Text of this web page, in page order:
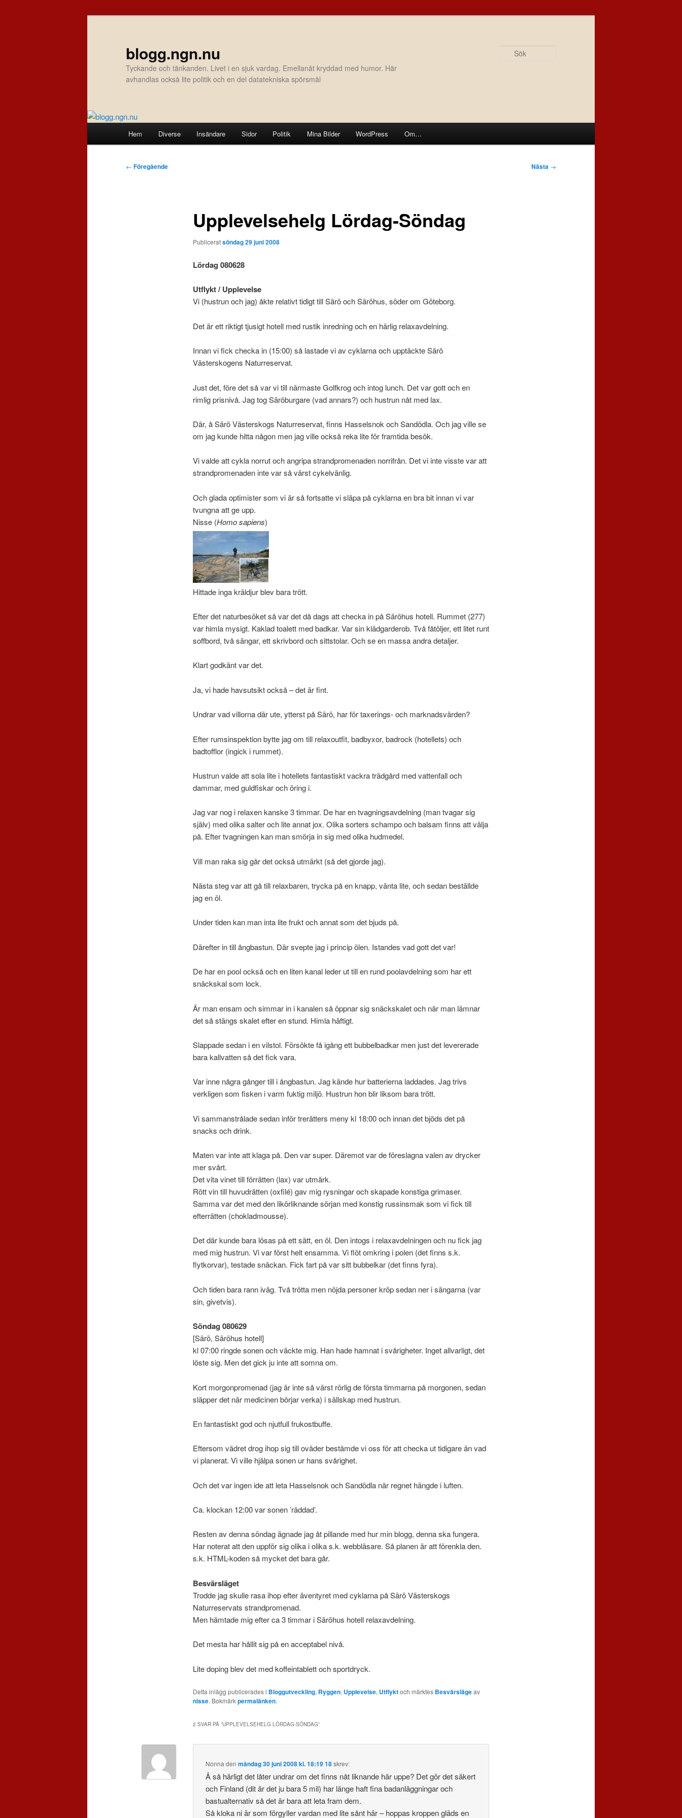
blogg.ngn.nu
Tyckande och tänkanden. Livet i en sjuk vardag. Emellanåt kryddad med humor. Här
avhandlas också lite politik och en del datatekniska spörsmål
Hem Diverse Insändare Sidor Politik Mina Bilder WordPress Om…
Inläggsnavigering
← Föregående Nästa →
Upplevelsehelg Lördag-Söndag
Publiceratsöndag 29 juni 2008
Lördag 080628
Utflykt / Upplevelse
Vi (hustrun och jag) åkte relativt tidigt till Särö och Säröhus, söder om Göteborg.
Det är ett riktigt tjusigt hotell med rustik inredning och en härlig relaxavdelning.
Innan vi fick checka in (15:00) så lastade vi av cyklarna och upptäckte Särö
Västerskogens Naturreservat.
Just det, före det så var vi till närmaste Golfkrog och intog lunch. Det var gott och en
rimlig prisnivå. Jag tog Säröburgare (vad annars?) och hustrun nåt med lax.
Där, å Särö Västerskogs Naturreservat, finns Hasselsnok och Sandödla. Och jag ville se
om jag kunde hitta någon men jag ville också reka lite för framtida besök.
Vi valde att cykla norrut och angripa strandpromenaden norrifrån. Det vi inte visste var att
strandpromenaden inte var så värst cykelvänlig.
Och glada optimister som vi är så fortsatte vi släpa på cyklarna en bra bit innan vi var
tvungna att ge upp.
Nisse (Homo sapiens)
Hittade inga kräldjur blev bara trött.
Efter det naturbesöket så var det då dags att checka in på Säröhus hotell. Rummet (277)
var himla mysigt. Kaklad toalett med badkar. Var sin klädgarderob. Två fåtöljer, ett litet runt
soffbord, två sängar, ett skrivbord och sittstolar. Och se en massa andra detaljer.
Klart godkänt var det.
Ja, vi hade havsutsikt också – det är fint.
Undrar vad villorna där ute, ytterst på Särö, har för taxerings- och marknadsvärden?
Efter rumsinspektion bytte jag om till relaxoutfit, badbyxor, badrock (hotellets) och
badtofflor (ingick i rummet).
Hustrun valde att sola lite i hotellets fantastiskt vackra trädgård med vattenfall och
dammar, med guldfiskar och öring i.
Jag var nog i relaxen kanske 3 timmar. De har en tvagningsavdelning (man tvagar sig
själv) med olika salter och lite annat jox. Olika sorters schampo och balsam finns att välja
på. Efter tvagningen kan man smörja in sig med olika hudmedel.
Vill man raka sig går det också utmärkt (så det gjorde jag).
Nästa steg var att gå till relaxbaren, trycka på en knapp, vänta lite, och sedan beställde
jag en öl.
Under tiden kan man inta lite frukt och annat som det bjuds på.
Därefter in till ångbastun. Där svepte jag i princip ölen. Istandes vad gott det var!
De har en pool också och en liten kanal leder ut till en rund poolavdelning som har ett
snäckskal som lock.
Är man ensam och simmar in i kanalen så öppnar sig snäckskalet och när man lämnar
det så stängs skalet efter en stund. Himla häftigt.
Slappade sedan i en vilstol. Försökte få igång ett bubbelbadkar men just det levererade
bara kallvatten så det fick vara.
Var inne några gånger till i ångbastun. Jag kände hur batterierna laddades. Jag trivs
verkligen som fisken i varm fuktig miljö. Hustrun hon blir liksom bara trött.
Vi sammanstrålade sedan inför trerätters meny kl 18:00 och innan det bjöds det på
snacks och drink.
Maten var inte att klaga på. Den var super. Däremot var de föreslagna valen av drycker
mer svårt.
Det vita vinet till förrätten (lax) var utmärk.
Rött vin till huvudrätten (oxfilé) gav mig rysningar och skapade konstiga grimaser.
Samma var det med den likörliknande sörjan med konstig russinsmak som vi fick till
efterrätten (chokladmousse).
Det där kunde bara lösas på ett sätt, en öl. Den intogs i relaxavdelningen och nu fick jag
med mig hustrun. Vi var först helt ensamma. Vi flöt omkring i polen (det finns s.k.
flytkorvar), testade snäckan. Fick fart på var sitt bubbelkar (det finns fyra).
Och tiden bara rann iväg. Två trötta men nöjda personer kröp sedan ner i sängarna (var
sin, givetvis).
Söndag 080629
[Särö, Säröhus hotell]
kl 07:00 ringde sonen och väckte mig. Han hade hamnat i svårigheter. Inget allvarligt, det
löste sig. Men det gick ju inte att somna om.
Kort morgonpromenad (jag är inte så värst rörlig de första timmarna på morgonen, sedan
släpper det när medicinen börjar verka) i sällskap med hustrun.
En fantastiskt god och njutfull frukostbuffe.
Eftersom vädret drog ihop sig till oväder bestämde vi oss för att checka ut tidigare än vad
vi planerat. Vi ville hjälpa sonen ur hans svårighet.
Och det var ingen ide att leta Hasselsnok och Sandödla när regnet hängde i luften.
Ca. klockan 12:00 var sonen ’räddad’.
Resten av denna söndag ägnade jag åt pillande med hur min blogg, denna ska fungera.
Har noterat att den uppför sig olika i olika s.k. webbläsare. Så planen är att förenkla den.
s.k. HTML-koden så mycket det bara går.
Besvärsläget
Trodde jag skulle rasa ihop efter äventyret med cyklarna på Särö Västerskogs
Naturreservats strandpromenad.
Men hämtade mig efter ca 3 timmar i Säröhus hotell relaxavdelning.
Det mesta har hållit sig på en acceptabel nivå.
Lite doping blev det med koffeintablett och sportdryck.
Detta inlägg publicerades i Bloggutveckling, Ryggen, Upplevelse, Utflyktoch märktes Besvärslägeav
nisse. Bokmärkpermalänken.
2 SVAR PÅ ”UPPLEVELSEHELG LÖRDAG-SÖNDAG”
Nonna denmåndag 30 juni 2008 kl. 18:19 18skrev:
Å så härligt det låter undrar om det finns nåt liknande här uppe? Det gör det säkert
och Finland (dit är det ju bara 5 mil) har länge haft fina badanläggningar och
bastualternativ så det är bara att leta fram dem.
Så kloka ni är som förgyller vardan med lite sånt här – hoppas kroppen gläds en